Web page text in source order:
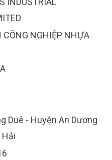
CÔNG NGHIỆP NHỰA
Duê - Huyện An Dương
Hải